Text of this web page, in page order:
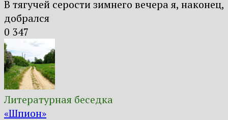
В тягучей серости зимнего вечера я, наконец,
добрался
0 347
Литературная беседка
«Шпион»